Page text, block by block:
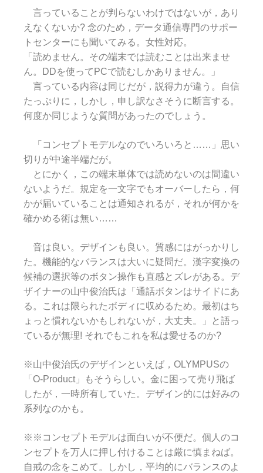
言っていることが判らないわけではないが，あり
えなくないか? 念のため，データ通信専門のサポー
トセンターにも聞いてみる。女性対応。
「読めません。その端末では読むことは出来ませ
ん。DDを使ってPCで読むしかありません。」
言っている内容は同じだが，説得力が違う。自信
たっぷりに，しかし，申し訳なさそうに断言する。
何度か同じような質問があったのでしょう。
「コンセプトモデルなのでいろいろと……」思い
切りが中途半端だが。
とにかく，この端末単体では読めないのは間違い
ないようだ。規定を一文字でもオーバーしたら，何
かが届いていることは通知されるが，それが何かを
確かめる術は無い……
音は良い。デザインも良い。質感にはがっかりし
た。機能的なバランスは大いに疑問だ。漢字変換の
候補の選択等のボタン操作も直感とズレがある。デ
ザイナーの山中俊治氏は「通話ボタンはサイドにあ
る。これは限られたボディに収めるため。最初はち
ょっと慣れないかもしれないが，大丈夫。」と語っ
ているが無理! それでもこれを私は愛せるのか?
※山中俊治氏のデザインといえば，OLYMPUSの
「O-Product」もそうらしい。金に困って売り飛ば
したが，一時所有していた。デザイン的には好みの
系列なのかも。
※※コンセプトモデルは面白いが不便だ。個人のコ
ンセプトを万人に押し付けることは厳に慎まねば。
自戒の念をこめて。しかし，平均的にバランスのよ